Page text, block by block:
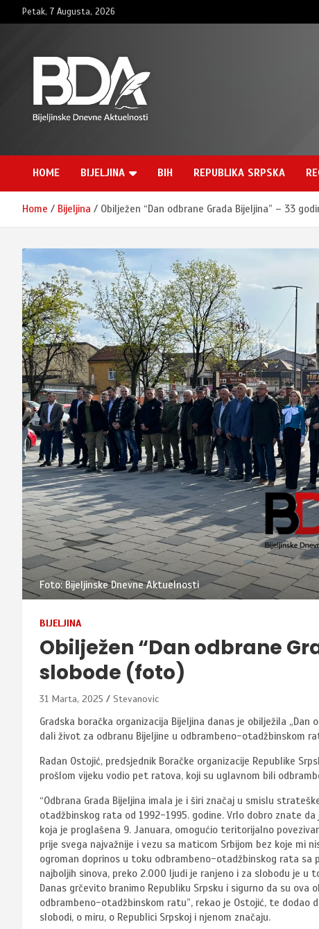
to
Petak, 7 Augusta, 2026
BNDAN.com
HOME BIJELJINA BIH REPUBLIKA SRPSKA
Home Bijeljina Obilježen “Dan odbrane Grada Bijeljina” – 33
Foto: Bijeljinske Dnevne Aktuelnosti
BIJELJINA
Obilježen “Dan odbrane
slobode (foto)
31 Marta, 2025 Stevanovic
Gradska boračka organizacija Bijeljina danas je obilježila
dali život za odbranu Bijeljine u odbrambeno-otadžbinskom
Radan Ostojić, predsjednik Boračke organizacije Republike
prošlom vijeku vodio pet ratova, koji su uglavnom bili
“Odbrana Grada Bijeljina imala je i širi značaj u smislu
otadžbinskog rata od 1992-1995. godine. Vrlo dobro znate
koja je proglašena 9. Januara, omogućio teritorijalno
prije svega najvažnije i vezu sa maticom Srbijom bez koje mi
ogroman doprinos u toku odbrambeno-otadžbinskog rata
najboljih sinova, preko 2.000 ljudi je ranjeno i za slobodu je
Danas grčevito branimo Republiku Srpsku i sigurno da su
odbrambeno-otadžbinskom ratu”, rekao je Ostojić, te dodao
slobodi, o miru, o Republici Srpskoj i njenom značaju.